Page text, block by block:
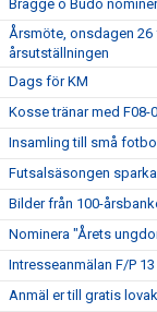
Bragge o Budo
Årsmöte, onsdagen 26
årsutställningen
Dags för KM
Kosse tränar med F08-
Insamling till små
Futsalsäsongen
Bilder från 100-
Nominera "Årets
Intresseanmälan F/P 13
Anmäl er till gratis